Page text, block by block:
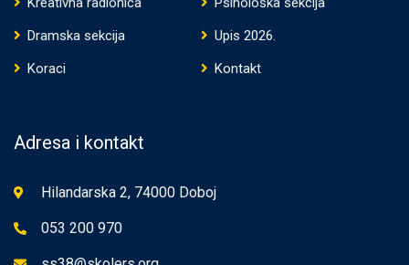
Dramska sekcija
Upis 2026.
Koraci
Kontakt
Adresa i kontakt
Hilandarska 2, 74000 Doboj
053 200 970